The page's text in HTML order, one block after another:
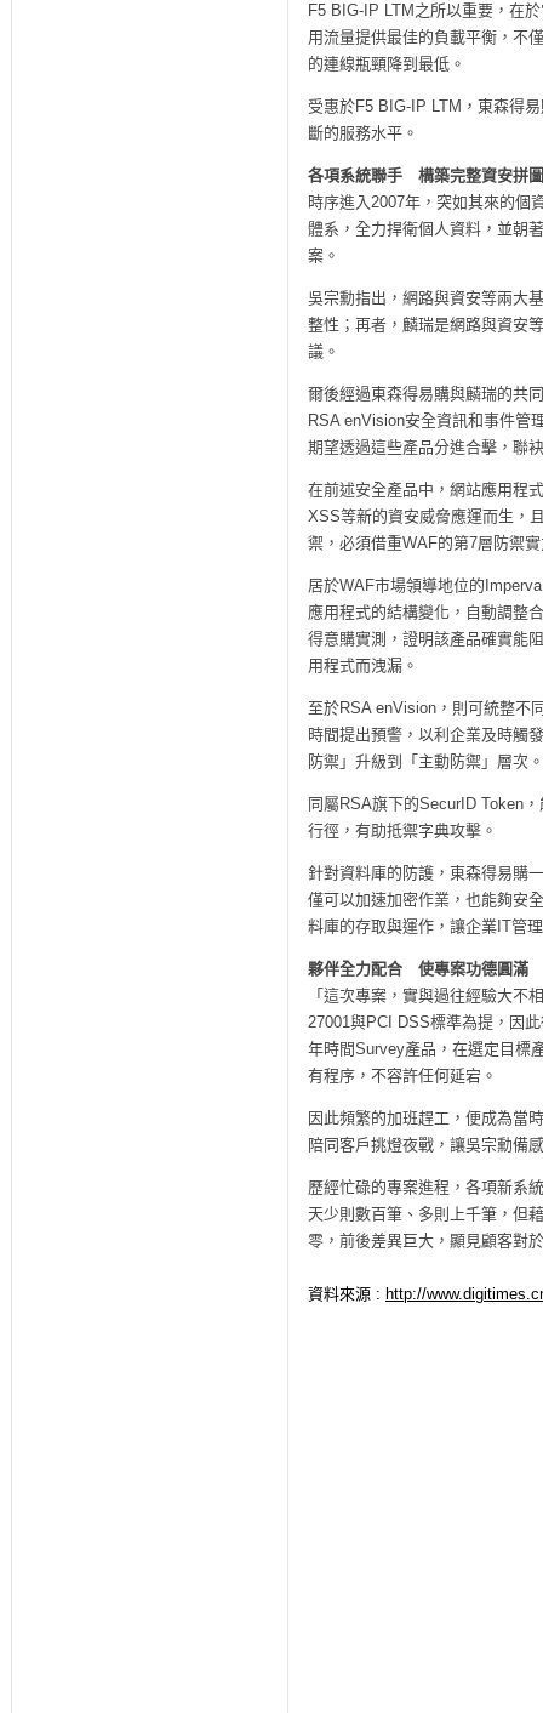
F5 BIG-IP LTM之所以重要，在
用流量提供最佳的負載平衡，不
的連線瓶頸降到最低。
受惠於F5 BIG-IP LTM，東森得
斷的服務水平。
各項系統聯手 構築完整資安拼圖
時序進入2007年，突如其來的個
體系，全力捍衛個人資料，並朝
案。
吳宗勳指出，網路與資安等兩大
整性；再者，麟瑞是網路與資安
議。
爾後經過東森得易購與麟瑞的共
RSA enVision安全資訊和事件管
期望透過這些產品分進合擊，聯
在前述安全產品中，網站應用程
XSS等新的資安威脅應運而生，
禦，必須借重WAF的第7層防禦
居於WAF市場領導地位的
應用程式的結構變化，自動調整
得意購實測，證明該產品確實能
用程式而洩漏。
至於RSA enVision，則可統整不
時間提出預警，以利企業及時觸
防禦」升級到「主動防禦」層次。
同屬RSA旗下的SecurID Token
行徑，有助抵禦字典攻擊。
針對資料庫的防護，東森得易購
僅可以加速加密作業，也能夠安
料庫的存取與運作，讓企業IT管
夥伴全力配合 使專案功德圓滿
「這次專案，實與過往經驗大
27001與PCI DSS標準為提，因
年時間Survey產品，在選定目標
有程序，不容許任何延宕。
因此頻繁的加班趕工，便成為當
陪同客戶挑燈夜戰，讓吳宗勳備
歷經忙碌的專案進程，各項新系
天少則數百筆、多則上千筆，但
零，前後差異巨大，顯見顧客對
資料來源 : http://